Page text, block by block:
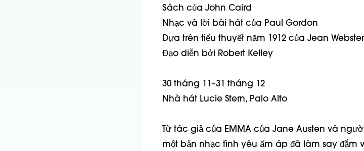
Sách của John Caird
Nhạc và lời bài hát của Paul Gordon
Dựa trên tiểu thuyết năm 1912 của Jean Webster
Đạo diễn bởi Robert Kelley
30 tháng 11–31 tháng 12
Nhà hát Lucie Stern, Palo Alto
Từ tác giả của EMMA của Jane Austen và
một bản nhạc tình yêu ấm áp đã làm say đắm